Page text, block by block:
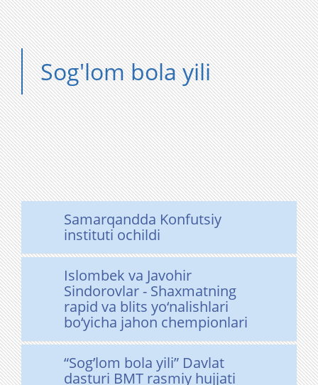
Sog'lom bola yili
Samarqandda Konfutsiy
instituti ochildi
Islombek va Javohir
Sindorovlar - Shaxmatning
rapid va blits yo‘nalishlari
bo‘yicha jahon chempionlari
“Sog’lom bola yili” Davlat
dasturi BMT rasmiy hujjati